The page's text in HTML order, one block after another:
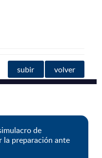
subir volver
de
la preparación ante